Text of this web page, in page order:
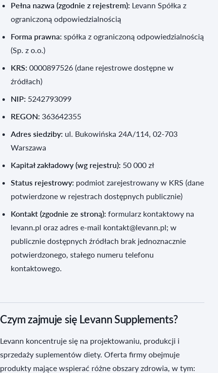
Pełna nazwa (zgodnie z rejestrem): Levann Spółka z
ograniczoną odpowiedzialnością
Forma prawna: spółka z ograniczoną odpowiedzialnością
(Sp. z o.o.)
KRS: 0000897526 (dane rejestrowe dostępne w
źródłach)
NIP: 5242793099
REGON: 363642355
Adres siedziby: ul. Bukowińska 24A/114, 02-703
Warszawa
Kapitał zakładowy (wg rejestru): 50 000 zł
Status rejestrowy: podmiot zarejestrowany w KRS (dane
potwierdzone w rejestrach dostępnych publicznie)
Kontakt (zgodnie ze stroną): formularz kontaktowy na
levann.pl oraz adres e‑mail kontakt@levann.pl; w
publicznie dostępnych źródłach brak jednoznacznie
potwierdzonego, stałego numeru telefonu
kontaktowego.
Czym zajmuje się Levann Supplements?
Levann koncentruje się na projektowaniu, produkcji i
sprzedaży suplementów diety. Oferta firmy obejmuje
produkty mające wspierać różne obszary zdrowia, w tym: